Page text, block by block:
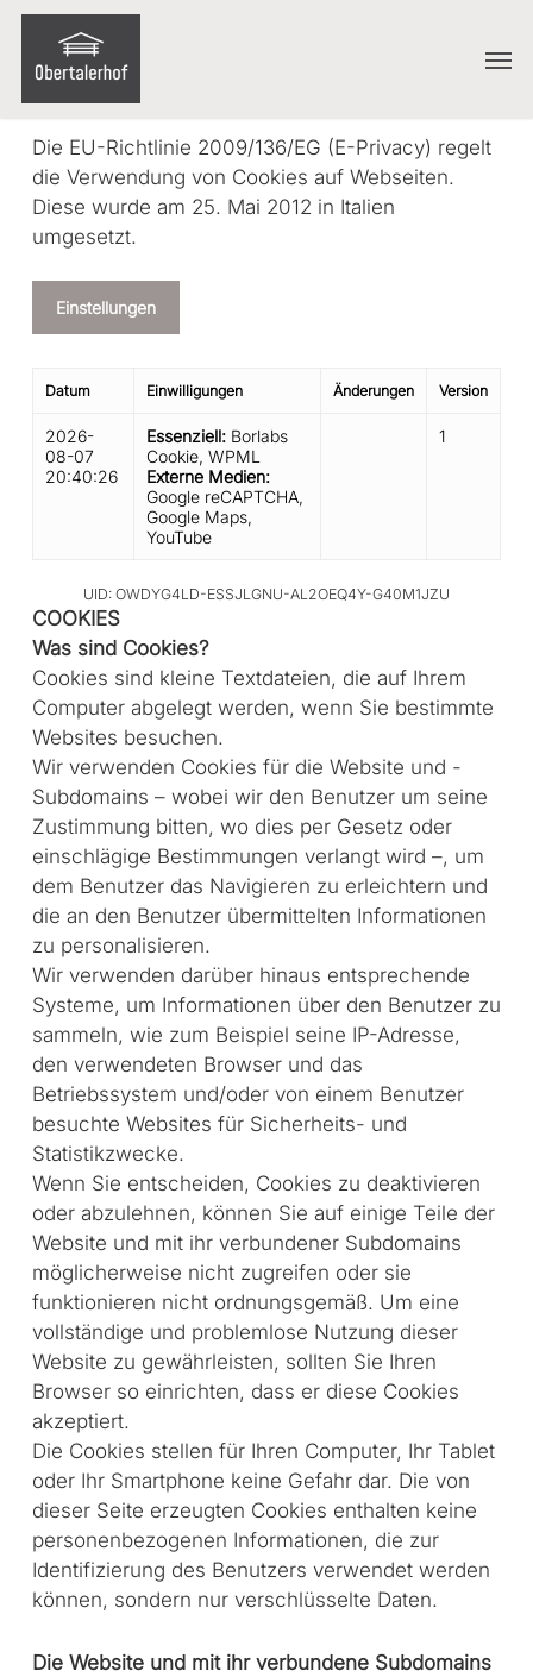
Skip
main
content
Die EU-Richtlinie 2009/136/EG (E-Privacy) regelt
die Verwendung von Cookies auf Webseiten.
Diese wurde am 25. Mai 2012 in Italien
umgesetzt.
Einstellungen
Datum Einwilligungen Änderungen Version
2026-
08-07
20:40:26
Essenziell: Borlabs
Cookie, WPML
Externe Medien:
Google reCAPTCHA,
Google Maps,
YouTube
1
UID: OWDYG4LD-ESSJLGNU-AL2OEQ4Y-G40M1JZU
COOKIES
Was sind Cookies?
Cookies sind kleine Textdateien, die auf Ihrem
Computer abgelegt werden, wenn Sie bestimmte
Websites besuchen.
Wir verwenden Cookies für die Website und -
Subdomains – wobei wir den Benutzer um seine
Zustimmung bitten, wo dies per Gesetz oder
einschlägige Bestimmungen verlangt wird –, um
dem Benutzer das Navigieren zu erleichtern und
die an den Benutzer übermittelten Informationen
zu personalisieren.
Wir verwenden darüber hinaus entsprechende
Systeme, um Informationen über den Benutzer zu
sammeln, wie zum Beispiel seine IP-Adresse,
den verwendeten Browser und das
Betriebssystem und/oder von einem Benutzer
besuchte Websites für Sicherheits- und
Statistikzwecke.
Wenn Sie entscheiden, Cookies zu deaktivieren
oder abzulehnen, können Sie auf einige Teile der
Website und mit ihr verbundener Subdomains
möglicherweise nicht zugreifen oder sie
funktionieren nicht ordnungsgemäß. Um eine
vollständige und problemlose Nutzung dieser
Website zu gewährleisten, sollten Sie Ihren
Browser so einrichten, dass er diese Cookies
akzeptiert.
Die Cookies stellen für Ihren Computer, Ihr Tablet
oder Ihr Smartphone keine Gefahr dar. Die von
dieser Seite erzeugten Cookies enthalten keine
personenbezogenen Informationen, die zur
Identifizierung des Benutzers verwendet werden
können, sondern nur verschlüsselte Daten.
Die Website und mit ihr verbundene Subdomains